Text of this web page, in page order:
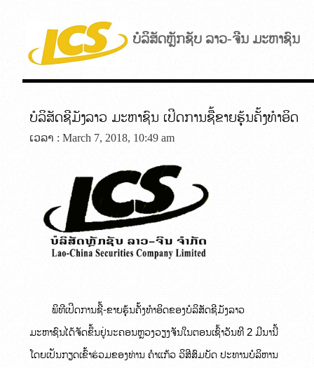
ບໍລິສັດຫຼັກຊັບ ລາວ-ຈີນ ມະຫາຊົນ
ບໍລິສັດຊີມັງລາວ ມະຫາຊົນ ເປີດການຊື້ຂາຍຮຸ້ນຄັ້ງທຳອິດ
ເວລາ : March 7, 2018, 10:49 am
ພິທີເປີດການຊື້-ຂາຍຮຸ້ນຄັ້ງທຳອິດຂອງບໍລິສັດຊີມັງລາວ
ມະຫາຊົນໄດ້ຈັດຂຶ້ນຢູ່ນະຄອນຫຼວງວຽງຈັນໃນຕອນເຊົ້າວັນທີ 2 ມີນານີ້
ໂດຍເປັນກຽດເຂົ້າຮ່ວມຂອງທ່ານ ຄໍາແກ້ວ ວິສີສົມບັດ ປະທານບໍລິຫານ